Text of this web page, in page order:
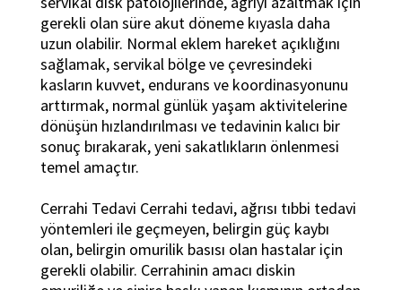
gerekli olan süre akut döneme kıyasla daha
uzun olabilir. Normal eklem hareket açıklığını
sağlamak, servikal bölge ve çevresindeki
kasların kuvvet, endurans ve koordinasyonunu
arttırmak, normal günlük yaşam aktivitelerine
dönüşün hızlandırılması ve tedavinin kalıcı bir
sonuç bırakarak, yeni sakatlıkların önlenmesi
temel amaçtır.
Cerrahi Tedavi Cerrahi tedavi, ağrısı tıbbi tedavi
yöntemleri ile geçmeyen, belirgin güç kaybı
olan, belirgin omurilik basısı olan hastalar için
gerekli olabilir. Cerrahinin amacı diskin